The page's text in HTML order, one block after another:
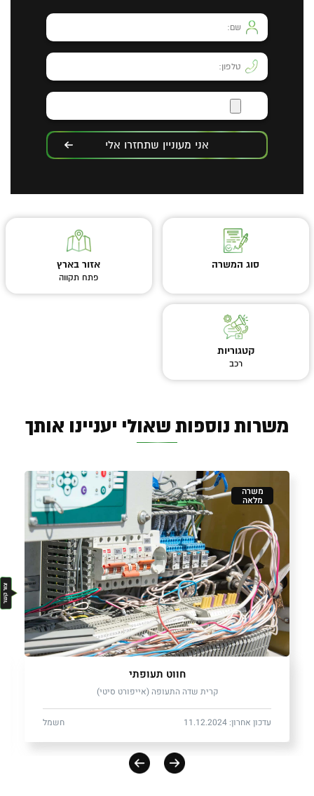
אני מעוניין שתחזרו אלי
סוג המשרה אזור בארץ
פתח תקווה
קטגוריות
רכב
משרות נוספות שאולי יעניינו אותך
משרה
מלאה
חווט תעופתי
קרית שדה התעופה (אייפורט סיטי)
עדכון אחרון: 11.12.2024 חשמל